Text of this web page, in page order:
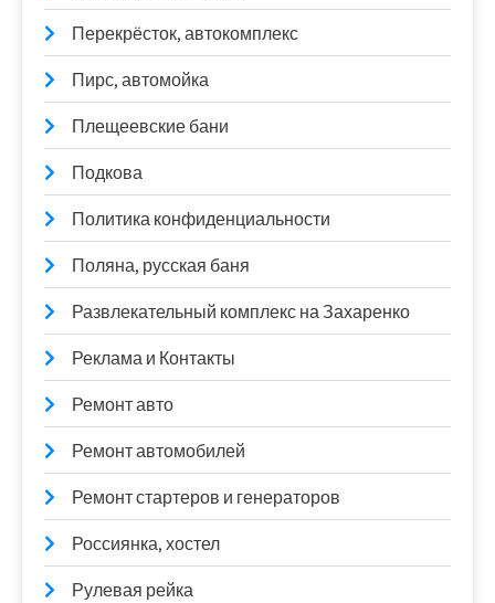
Перекрёсток, автокомплекс
Пирс, автомойка
Плещеевские бани
Подкова
Политика конфиденциальности
Поляна, русская баня
Развлекательный комплекс на Захаренко
Реклама и Контакты
Ремонт авто
Ремонт автомобилей
Ремонт стартеров и генераторов
Россиянка, хостел
Рулевая рейка